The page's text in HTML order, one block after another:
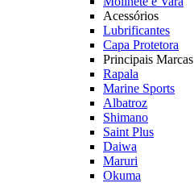
Acessórios
Lubrificantes
Capa Protetora
Principais Marcas
Rapala
Marine Sports
Albatroz
Shimano
Saint Plus
Daiwa
Maruri
Okuma